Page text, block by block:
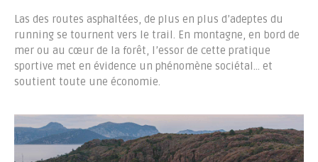
Las des routes asphaltées, de plus en plus d’adeptes du
running se tournent vers le trail. En montagne, en bord de
mer ou au cœur de la forêt, l’essor de cette pratique
sportive met en évidence un phénomène sociétal… et
soutient toute une économie.